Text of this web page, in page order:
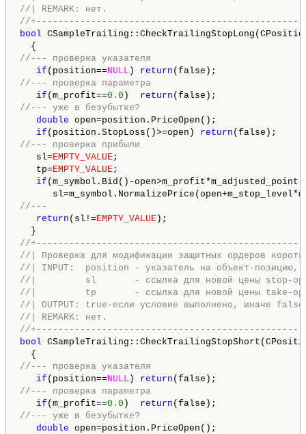
//| REMARK: нет.
//
bool
//--- проверка указателя
if (position== NULL ) return
//--- проверка параметра
if (m_profit==0.0 ) return
//--- уже в безубытке?
double open=position.PriceOpen();
if (position.StopLoss()>=open) return
//--- проверка прибыли
sl= EMPTY_VALUE;
tp= EMPTY_VALUE;
if (m_symbol.Bid()-open>m_profit*m_adjusted_point)
//---
return (sl!= EMPTY_VALUE );
//
//| Проверка для модификации защитных ордеров
//| INPUT:  position - указатель на объект-позицию,
//|         sl       - ссылка для новой цены stop-
//|         tp       - ссылка для новой цены take-
//| OUTPUT: true-если условие выполнено, иначе false.
//| REMARK: нет.
//
bool
//--- проверка указателя
if (position== NULL ) return
//--- проверка параметра
if (m_profit==0.0 ) return
//--- уже в безубытке?
double open=position.PriceOpen();